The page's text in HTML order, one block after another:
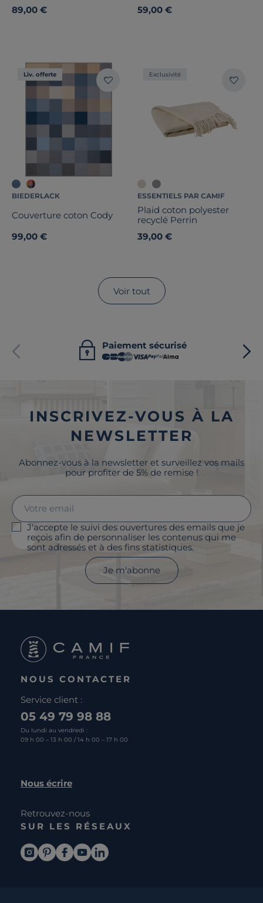
89,00 €
59,00 €
Liv. offerte
BIEDERLACK
Couverture coton Cody
99,00 €
Exclusivité
ESSENTIELS PAR CAMIF
Plaid coton polyester
recyclé Perrin
39,00 €
Voir tout
Paiement sécurisé
INSCRIVEZ-VOUS À LA
NEWSLETTER
Abonnez-vous à la newsletter et surveillez vos mails
pour profiter de 5% de remise !
J'accepte le suivi des ouvertures des emails que je
reçois afin de personnaliser les contenus qui me
sont adressés et à des fins statistiques.
Je m'abonne
NOUS CONTACTER
Service client :
05 49 79 98 88
Du lundi au vendredi :
09 h 00 – 13 h 00 / 14 h 00 – 17 h 00
Nous écrire
Retrouvez-nous
SUR LES RÉSEAUX